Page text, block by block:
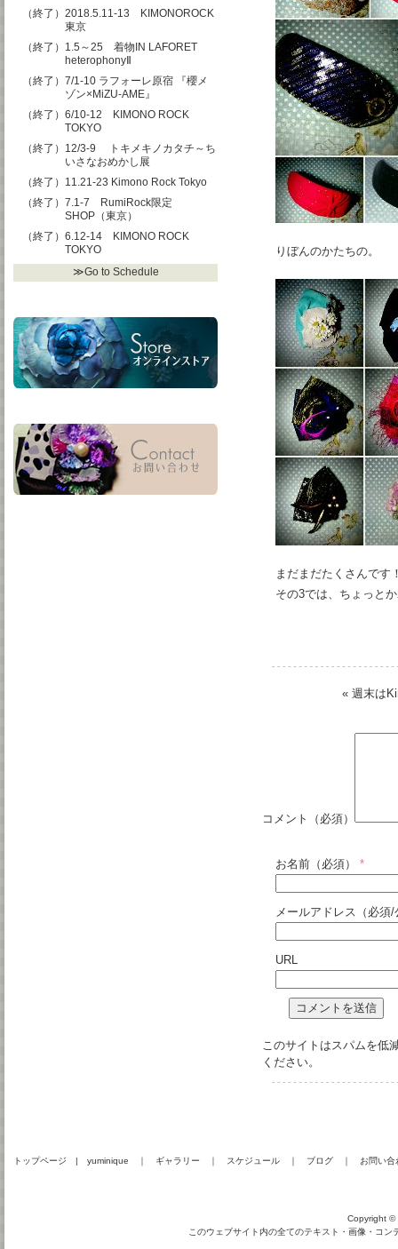
りぼんのかたちの。
まだまだたくさんです
その3では、ちょっと
«週末は
コメント（必須）
お名前（必須） *
メールアドレス（必須
URL
このサイトはスパムを低
ください。
（終了）2018.5.11-13 KIMONOROCK
東京
（終了）1.5～25 着物IN LAFORET
heterophonyⅡ
（終了）7/1-10 ラフォーレ原宿 『櫻メ
ゾン×MiZU-AME』
（終了）6/10-12 KIMONO ROCK
TOKYO
（終了）12/3-9 トキメキノカタチ～ち
いさなおめかし展
（終了）11.21-23 Kimono Rock Tokyo
（終了）7.1-7 RumiRock限定
SHOP（東京）
（終了）6.12-14 KIMONO ROCK
TOKYO
≫Go to Schedule
トップページ | yuminique ｜ ギャラリー ｜ スケジュール ｜ ブログ ｜ お問い合
Copyright ©
このウェブサイト内の全てのテキスト・画像・コ